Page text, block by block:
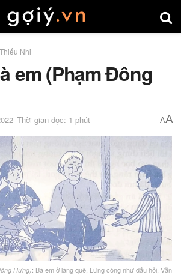
Nhi
em (Phạm Đông
Thời gian đọc: 1 phút AA
Hưng): Bà em ở làng quê, Lưng còng như dấu hỏi, Vẫn